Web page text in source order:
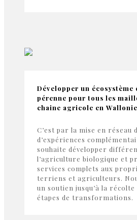
Développer un écosystème
pérenne pour tous les
chaine agricole en Wallonie
C’est par la mise en réseau
d’expériences
souhaite développer
l’agriculture biologique et
services complets aux
terriens et agriculteurs.
un soutien jusqu’à la
étapes de transformations.